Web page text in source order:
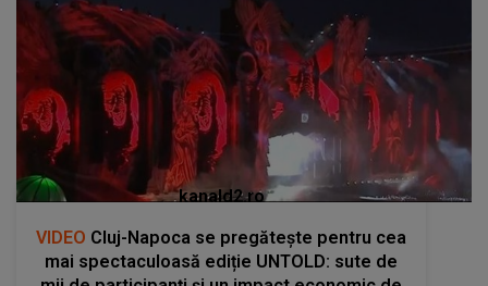
kanald2.ro
VIDEO Cluj-Napoca se pregătește pentru cea
mai spectaculoasă ediție UNTOLD: sute de